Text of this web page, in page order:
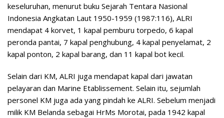
keseluruhan, menurut buku Sejarah Tentara Nasional
Indonesia Angkatan Laut 1950-1959 (1987:116), ALRI
mendapat 4 korvet, 1 kapal pemburu torpedo, 6 kapal
peronda pantai, 7 kapal penghubung, 4 kapal penyelamat, 2
kapal ponton, 2 kapal barang, dan 11 kapal bot kecil.
Selain dari KM, ALRI juga mendapat kapal dari jawatan
pelayaran dan Marine Etablissement. Selain itu, sejumlah
personel KM juga ada yang pindah ke ALRI. Sebelum menjadi
milik KM Belanda sebagai HrMs Morotai, pada 1942 kapal